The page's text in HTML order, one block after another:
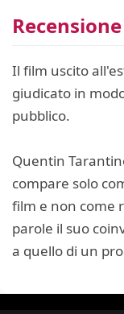
Recensione
Il film uscito
giudicato in
pubblico.
Quentin
compare solo
film e non come
parole il suo
a quello di un